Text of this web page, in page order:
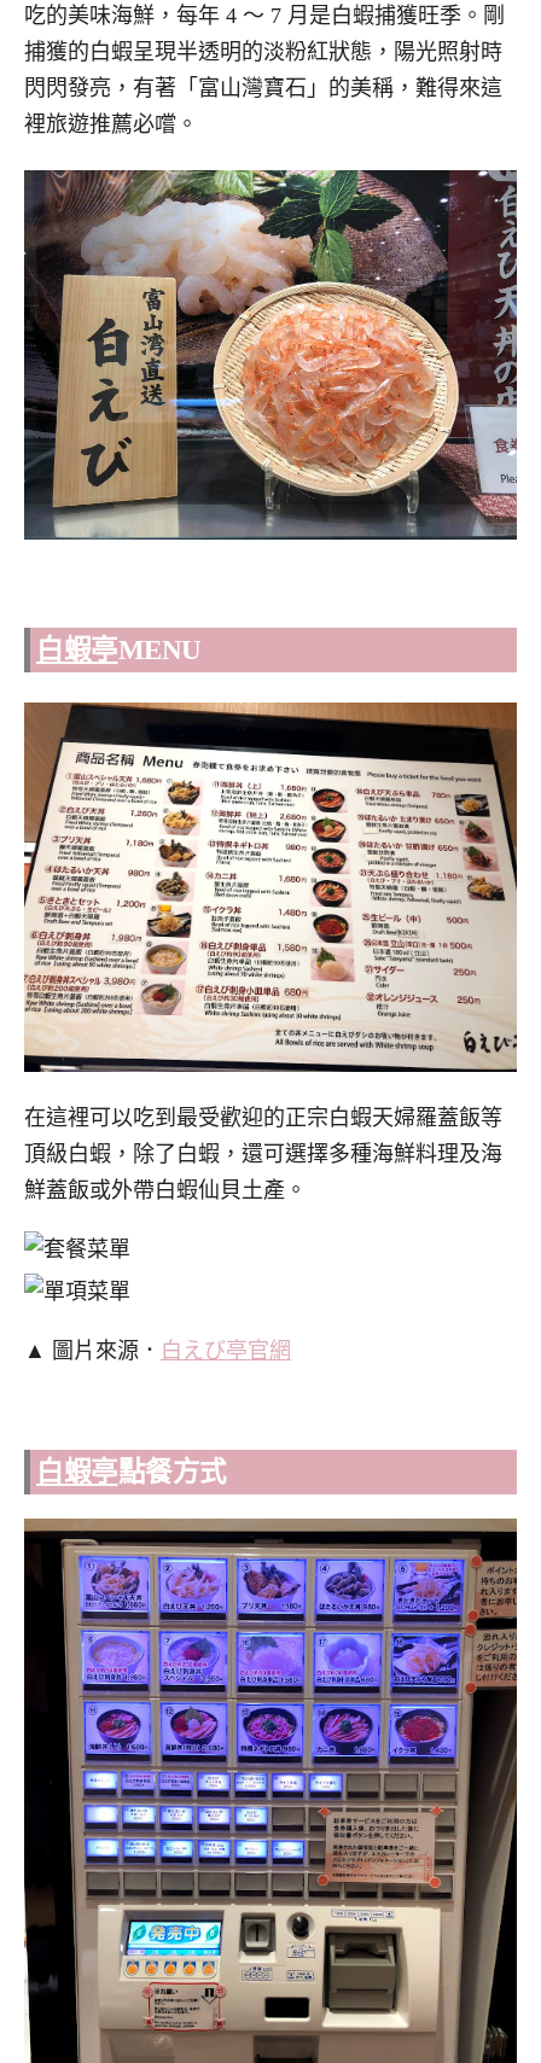
吃的美味海鮮，每年 4 ～ 7 月是白蝦捕獲旺季。剛
捕獲的白蝦呈現半透明的淡粉紅狀態，陽光照射時
閃閃發亮，有著「富山灣寶石」的美稱，難得來這
裡旅遊推薦必嚐。
白蝦亭MENU
在這裡可以吃到最受歡迎的正宗白蝦天婦羅蓋飯等
頂級白蝦，除了白蝦，還可選擇多種海鮮料理及海
鮮蓋飯或外帶白蝦仙貝土產。
▲ 圖片來源． 白えび亭官網
白蝦亭點餐方式